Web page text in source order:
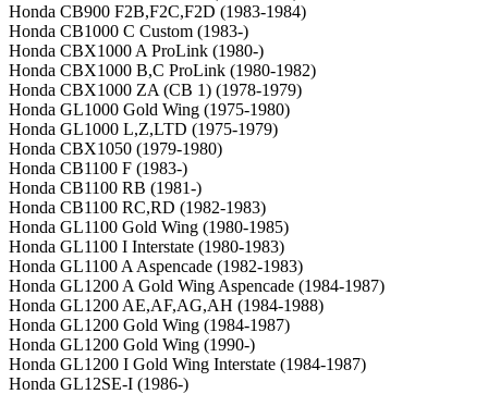
Honda CB900 F2B,F2C,F2D (1983-1984)
Honda CB1000 C Custom (1983-)
Honda CBX1000 A ProLink (1980-)
Honda CBX1000 B,C ProLink (1980-1982)
Honda CBX1000 ZA (CB 1) (1978-1979)
Honda GL1000 Gold Wing (1975-1980)
Honda GL1000 L,Z,LTD (1975-1979)
Honda CBX1050 (1979-1980)
Honda CB1100 F (1983-)
Honda CB1100 RB (1981-)
Honda CB1100 RC,RD (1982-1983)
Honda GL1100 Gold Wing (1980-1985)
Honda GL1100 I Interstate (1980-1983)
Honda GL1100 A Aspencade (1982-1983)
Honda GL1200 A Gold Wing Aspencade (1984-1987)
Honda GL1200 AE,AF,AG,AH (1984-1988)
Honda GL1200 Gold Wing (1984-1987)
Honda GL1200 Gold Wing (1990-)
Honda GL1200 I Gold Wing Interstate (1984-1987)
Honda GL12SE-I (1986-)